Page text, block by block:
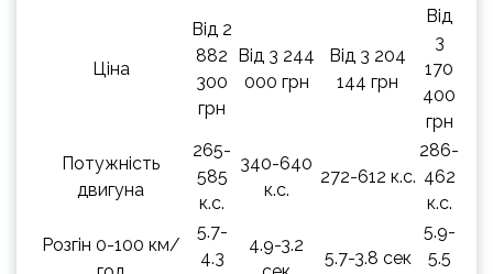
Ціна
Від 2
882
300
грн
Від 3 244
000 грн
Від 3 204
144 грн
Від
3
170
400
грн
Потужність
двигуна
265-
585
к.с.
340-640
к.с.
272-612 к.с.
286-
462
к.с.
Розгін 0-100 км/
5.7-
4.3
4.9-3.2
5.7-3.8 сек
5.9-
5.5